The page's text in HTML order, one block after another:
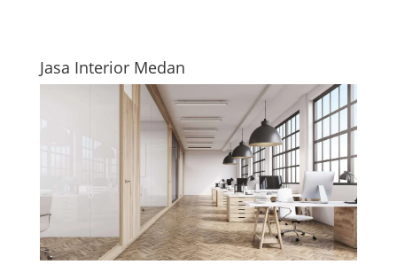
Jasa Interior Medan